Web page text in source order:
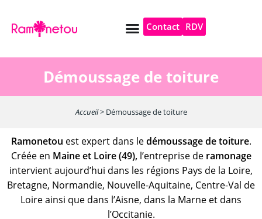
Contact RDV
Démoussage de toiture
Accueil> Démoussage de toiture
Ramonetou est expert dans ledémoussage de toiture.
Créée en Maine et Loire (49),l’entreprise de ramonage
intervient aujourd’hui dans les régions Pays de la Loire,
Bretagne, Normandie, Nouvelle-Aquitaine, Centre-Val de
Loire ainsi que dans l’Aisne, dans la Marne et dans
l’Occitanie.